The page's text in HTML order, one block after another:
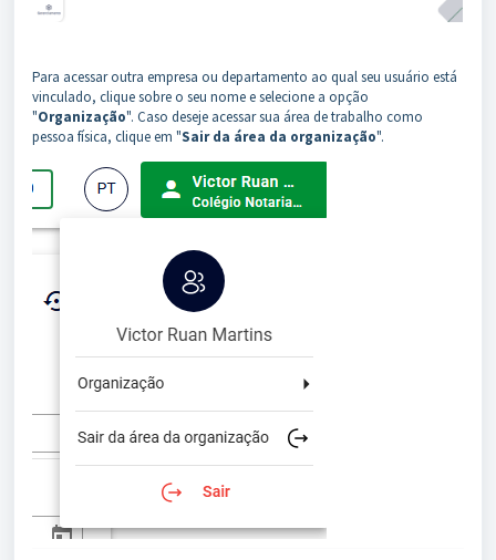
Para acessar outra empresa ou departamento ao qual seu usuário está
vinculado, clique sobre o seu nome e selecione a opção
"Organização". Caso deseje acessar sua área de trabalho como
pessoa física, clique em "Sair da área da organização".